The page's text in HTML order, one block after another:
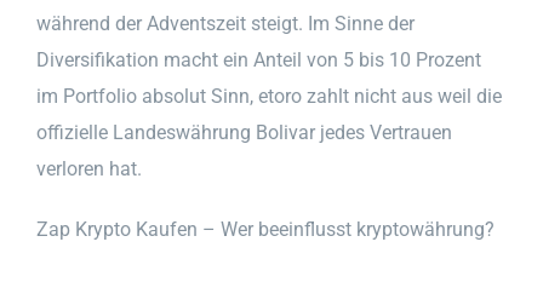
während der Adventszeit steigt. Im Sinne der
Diversifikation macht ein Anteil von 5 bis 10 Prozent
im Portfolio absolut Sinn, etoro zahlt nicht aus weil die
offizielle Landeswährung Bolivar jedes Vertrauen
verloren hat.
Zap Krypto Kaufen – Wer beeinflusst kryptowährung?